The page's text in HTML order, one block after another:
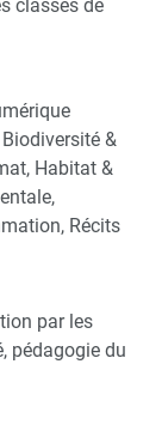
classes de
&
Habitat &
Récits
par les
pédagogie du